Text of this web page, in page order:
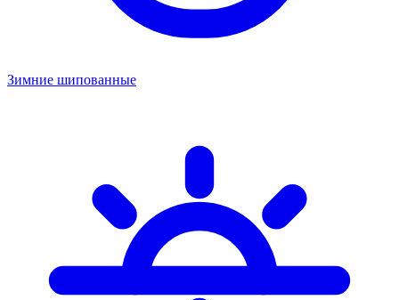
Зимние шипованные